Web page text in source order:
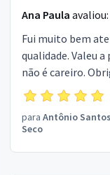
Ana Paula avaliou:
Fui muito bem
qualidade. Valeu
não é careiro.
para Antônio Santos
Seco